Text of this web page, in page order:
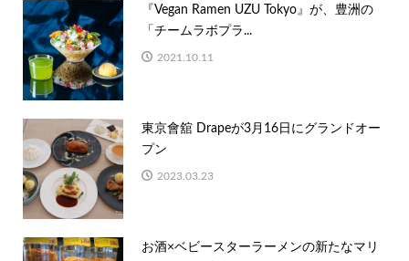
『Vegan Ramen UZU Tokyo』が、豊洲の
「チームラボプラ...
2021.10.11
東京會舘 Drapeが3月16日にグランドオー
プン
2023.03.23
お酒×ベビースターラーメンの新たなマリ